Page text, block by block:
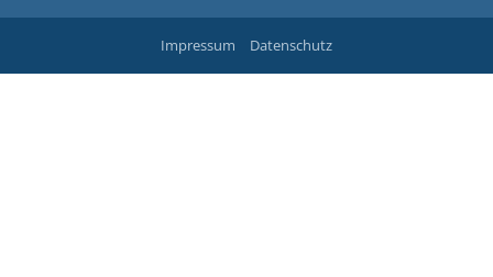
Impressum Datenschutz